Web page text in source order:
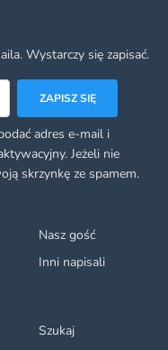
Nasz gość
Inni napisali
Szukaj
Wystarczy się zapisać.
ZAPISZ SIĘ
adres e-mail i
Jeżeli nie
skrzynkę ze spamem.